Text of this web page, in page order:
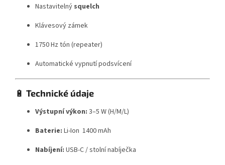
Nastavitelný squelch
Klávesový zámek
1750 Hz tón (repeater)
Automatické vypnutí podsvícení
🔋 Technické údaje
Výstupní výkon: 3–5 W (H/M/L)
Baterie: Li-Ion 1400 mAh
Nabíjení: USB-C / stolní nabíječka